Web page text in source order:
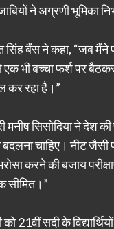
ने अग्रणी भूमिका
सिंह बैंस ने कहा, “जब
भी बच्चा फर्श पर
कर रहा है।”
सिसोदिया ने देश
बदलना चाहिए। नीट
करने की बजाय
सीमित।”
को 21वीं सदी के